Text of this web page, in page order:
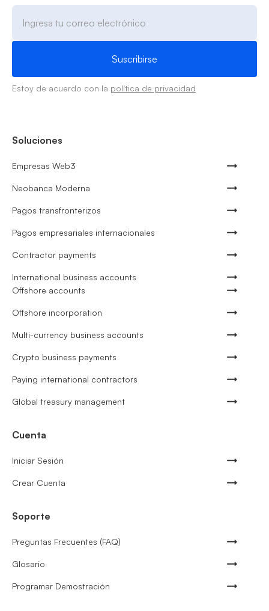
Estoy de acuerdo con la política de privacidad
Soluciones
Empresas Web3
Neobanca Moderna
Pagos transfronterizos
Pagos empresariales internacionales
Contractor payments
International business accounts
Offshore accounts
Offshore incorporation
Multi-currency business accounts
Crypto business payments
Paying international contractors
Global treasury management
Cuenta
Iniciar Sesión
Crear Cuenta
Soporte
Preguntas Frecuentes (FAQ)
Glosario
Programar Demostración